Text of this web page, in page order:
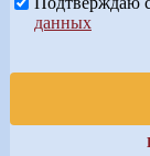
данных